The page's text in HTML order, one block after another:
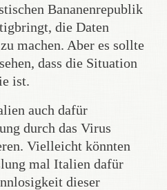
Bananenrepublik
die Daten
machen. Aber es sollte
dass die Situation
ist.
auch dafür
durch das Virus
Vielleicht könnten
mal Italien dafür
dieser